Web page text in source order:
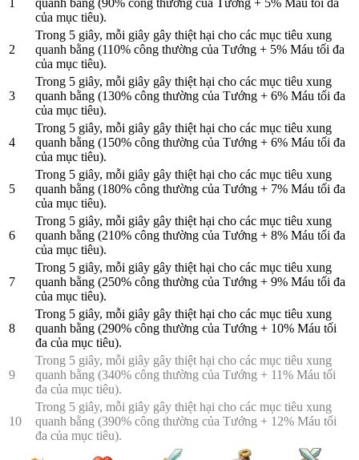
của mục tiêu).
2
Trong 5 giây, mỗi giây gây thiệt hại cho các mục tiêu xung
quanh bằng (110% công thường của Tướng + 5% Máu tối đa
của mục tiêu).
3
Trong 5 giây, mỗi giây gây thiệt hại cho các mục tiêu xung
quanh bằng (130% công thường của Tướng + 6% Máu tối đa
của mục tiêu).
4
Trong 5 giây, mỗi giây gây thiệt hại cho các mục tiêu xung
quanh bằng (150% công thường của Tướng + 6% Máu tối đa
của mục tiêu).
5
Trong 5 giây, mỗi giây gây thiệt hại cho các mục tiêu xung
quanh bằng (180% công thường của Tướng + 7% Máu tối đa
của mục tiêu).
6
Trong 5 giây, mỗi giây gây thiệt hại cho các mục tiêu xung
quanh bằng (210% công thường của Tướng + 8% Máu tối đa
của mục tiêu).
7
Trong 5 giây, mỗi giây gây thiệt hại cho các mục tiêu xung
quanh bằng (250% công thường của Tướng + 9% Máu tối đa
của mục tiêu).
8
Trong 5 giây, mỗi giây gây thiệt hại cho các mục tiêu xung
quanh bằng (290% công thường của Tướng + 10% Máu tối
đa của mục tiêu).
9
Trong 5 giây, mỗi giây gây thiệt hại cho các mục tiêu xung
quanh bằng (340% công thường của Tướng + 11% Máu tối
đa của mục tiêu).
10
Trong 5 giây, mỗi giây gây thiệt hại cho các mục tiêu xung
quanh bằng (390% công thường của Tướng + 12% Máu tối
đa của mục tiêu).